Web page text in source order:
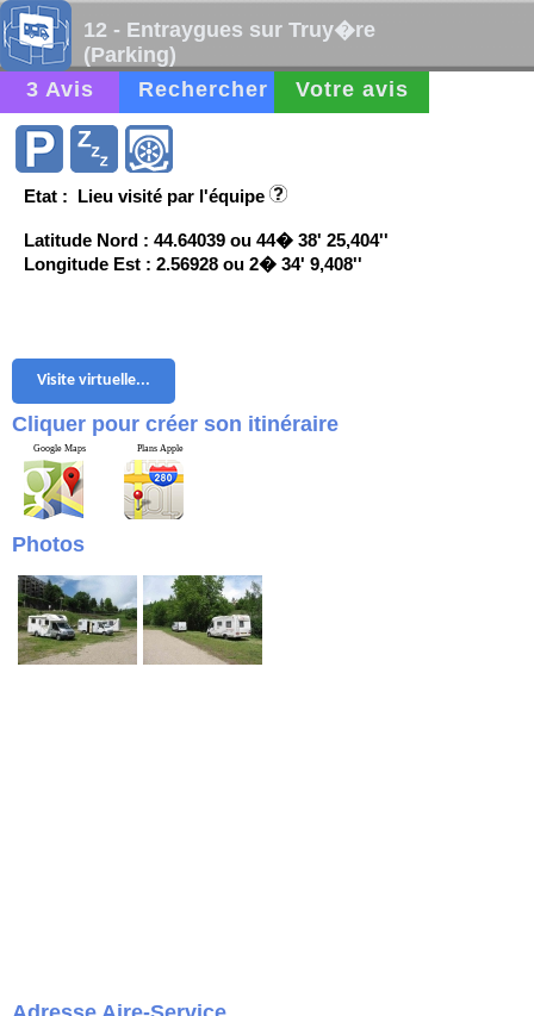
12 - Entraygues sur Truy�re
(Parking)
3 Avis
Rechercher Votre avis
Etat : Lieu visité par l'équipe
Latitude Nord : 44.64039 ou 44� 38' 25,404''
Longitude Est : 2.56928 ou 2� 34' 9,408''
Visite virtuelle...
Cliquer pour créer son itinéraire
Google Maps Plans Apple
Photos